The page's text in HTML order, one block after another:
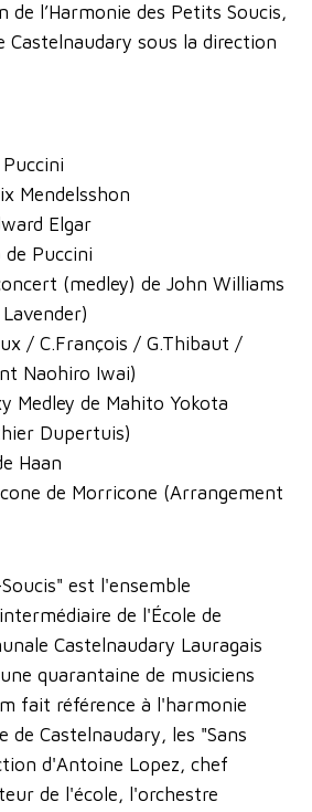
de l’Harmonie des Petits Soucis,
Castelnaudary sous la direction
Mendelsshon
Elgar
Puccini
(medley) de John Williams
/ C.François / G.Thibaut /
Naohiro Iwai)
Medley de Mahito Yokota
Dupertuis)
Haan
de Morricone (Arrangement
est l'ensemble
de l'École de
Castelnaudary Lauragais
quarantaine de musiciens
fait référence à l'harmonie
de Castelnaudary, les "Sans
d'Antoine Lopez, chef
de l'école, l'orchestre